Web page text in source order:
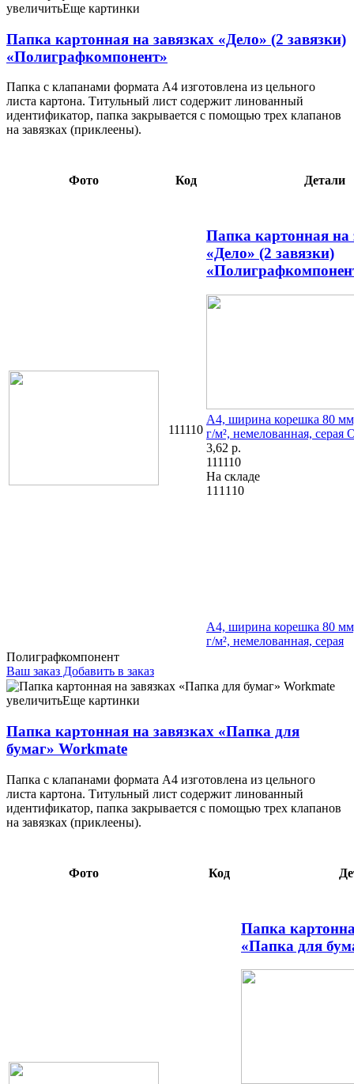
620 г/м², немелованная, серая 3,62 111110
увеличитьЕще картинки
Папка картонная на завязках «Дело» (2 завязки)
«Полиграфкомпонент»
Папка с клапанами формата А4 изготовлена из цельного
листа картона. Титульный лист содержит линованный
идентификатор, папка закрывается с помощью трех клапанов
на завязках (приклеены).
Фото Код Детали
111110
Папка картонная на
«Дело» (2 завязки)
А4, ширина корешка 80
г/м², немелованная, серая
3,62 р.
111110
На складе
111110
А4, ширина корешка 80
г/м², немелованная, серая
Полиграфкомпонент
Ваш заказ Добавить в заказ
Папка картонная на завязках «Папка для бумаг» Workmate А4,
ширина корешка 15 мм, плотность 360 г/м², мелованная, белая
мелованная, белая 1,66 101864
увеличитьЕще картинки
Папка картонная на завязках «Папка для
бумаг» Workmate
Папка с клапанами формата А4 изготовлена из цельного
листа картона. Титульный лист содержит линованный
идентификатор, папка закрывается с помощью трех клапанов
на завязках (приклеены).
Фото Код
Папка
«Папка для